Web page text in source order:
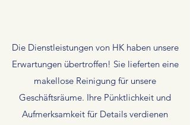
Die Dienstleistungen von HK haben unsere
Erwartungen übertroffen! Sie lieferten eine
makellose Reinigung für unsere
Geschäftsräume. Ihre Pünktlichkeit und
Aufmerksamkeit für Details verdienen